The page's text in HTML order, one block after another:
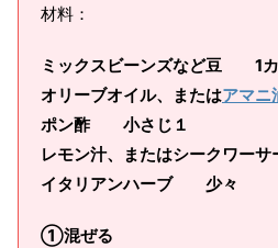
材料：
ミックスビーンズなど豆 1
オリーブオイル、またはアマニ
ポン酢 小さじ１
レモン汁、またはシークワー
イタリアンハーブ 少々
①混ぜる